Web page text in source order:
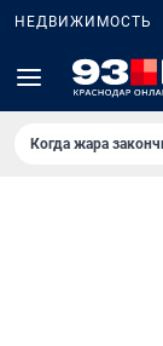
НЕДВИЖИМОСТЬ
Когда жара